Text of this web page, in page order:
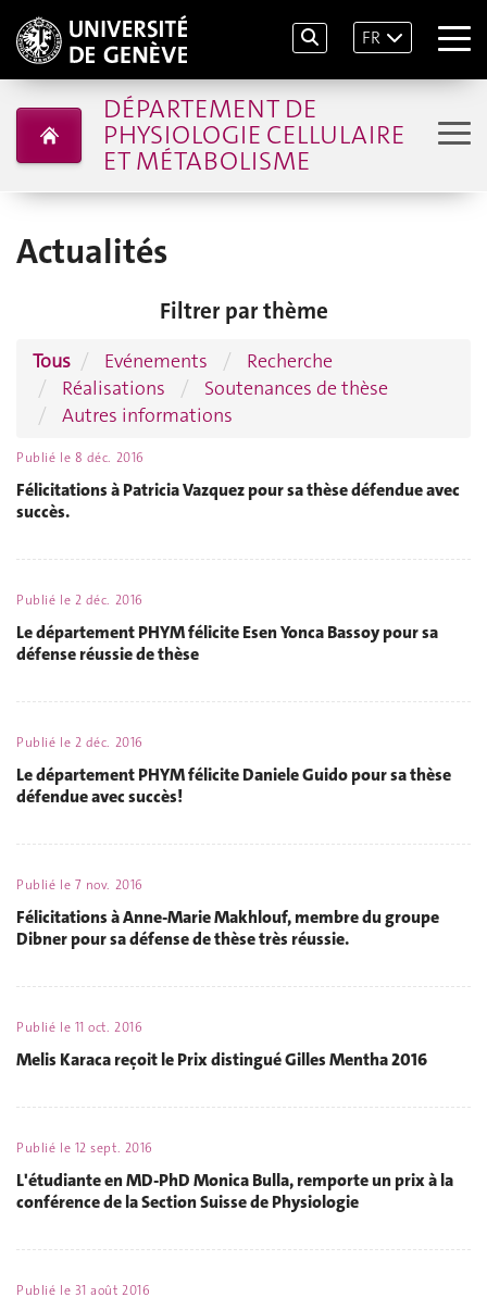
FR
DÉPARTEMENT DE
PHYSIOLOGIE CELLULAIRE
ET MÉTABOLISME
Actualités
Filtrer par thème
Tous Evénements
Recherche
Réalisations
Soutenances de thèse
Autres informations
Publié le 8 déc. 2016
Félicitations à Patricia Vazquez pour sa thèse défendue avec
succès.
Publié le 2 déc. 2016
Le département PHYM félicite Esen Yonca Bassoy pour sa
défense réussie de thèse
Publié le 2 déc. 2016
Le département PHYM félicite Daniele Guido pour sa thèse
défendue avec succès!
Publié le 7 nov. 2016
Félicitations à Anne-Marie Makhlouf, membre du groupe
Dibner pour sa défense de thèse très réussie.
Publié le 11 oct. 2016
Melis Karaca reçoit le Prix distingué Gilles Mentha 2016
Publié le 12 sept. 2016
L'étudiante en MD-PhD Monica Bulla, remporte un prix à la
conférence de la Section Suisse de Physiologie
Publié le 31 août 2016